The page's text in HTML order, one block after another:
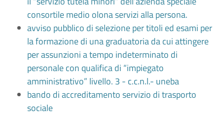
consortile medio olona servizi alla persona.
avviso pubblico di selezione per titoli ed esami per
la formazione di una graduatoria da cui attingere
per assunzioni a tempo indeterminato di
personale con qualifica di “impiegato
amministrativo” livello. 3 - c.c.n.l.- uneba
bando di accreditamento servizio di trasporto
sociale